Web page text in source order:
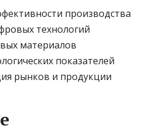
производства
технологий
материалов
показателей
рынков и продукции